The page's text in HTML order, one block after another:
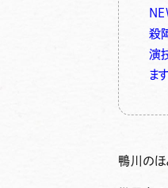
殺
演
ます
鴨川のほ